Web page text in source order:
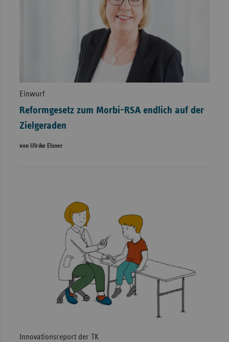
Einwurf
Reformgesetz zum Morbi-RSA endlich auf der
Zielgeraden
von Ulrike Elsner
Innovationsreport der TK